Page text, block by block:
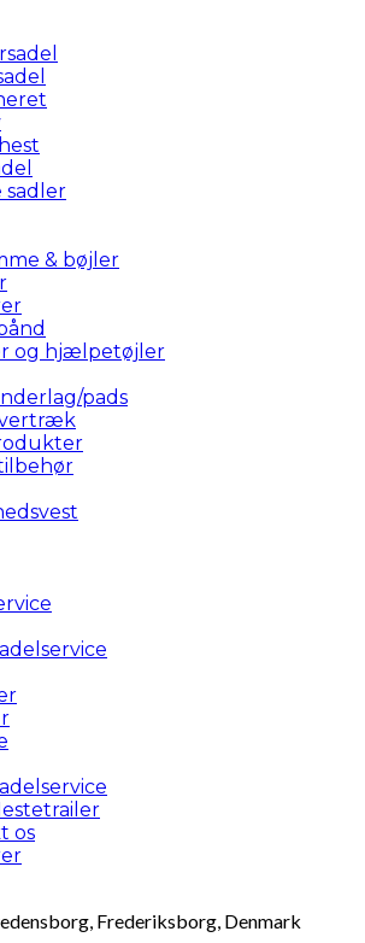
sadler
& bøjler
og hjælpetøjler
pads
os
Frederiksborg, Denmark